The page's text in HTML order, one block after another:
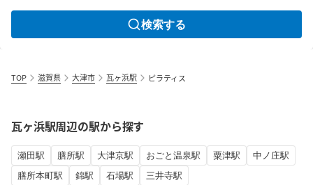
検索する
TOP 滋賀県 大津市 瓦ヶ浜駅 ピラティス
瓦ヶ浜駅周辺の駅から探す
瀬田駅 膳所駅 大津京駅 おごと温泉駅 粟津駅
中ノ庄駅
膳所本町駅
錦駅 石場駅 三井寺駅